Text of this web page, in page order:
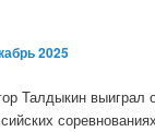
2025
Талдыкин выиграл